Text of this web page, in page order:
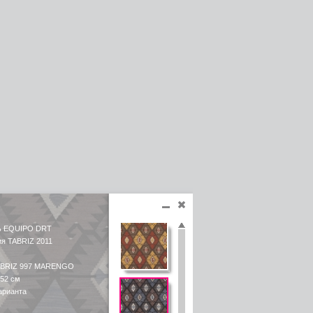
EQUIPO DRT
TABRIZ 2011
997 MARENGO
см